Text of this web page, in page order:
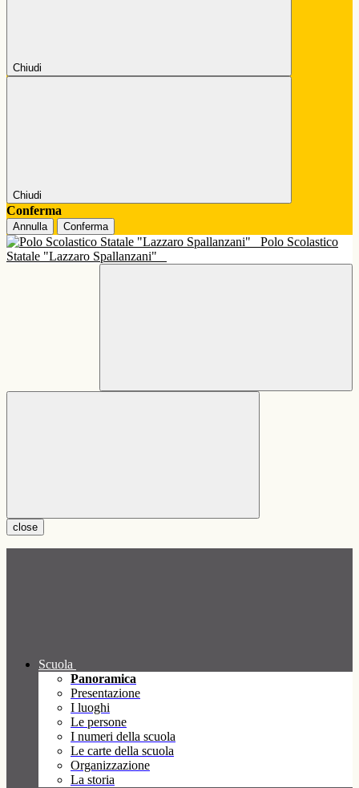
Chiudi
Chiudi
Conferma
Annulla Conferma
Polo Scolastico
Statale "Lazzaro Spallanzani"
close
Scuola
Panoramica
Presentazione
I luoghi
Le persone
I numeri della scuola
Le carte della scuola
Organizzazione
La storia